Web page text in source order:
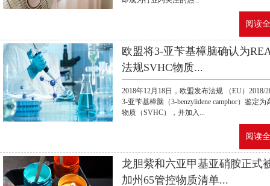
阅读
欧盟将3-亚苄基樟脑确认为
法规SVHC物质...
2018年12月18日，欧盟发布法规 （EU）2018/
3-亚苄基樟脑（3-benzylidene camphor）鉴定为
物质（SVHC），并加入...
阅读
龙胆紫和六亚甲基亚硝胺正式
加州65管控物质清单...